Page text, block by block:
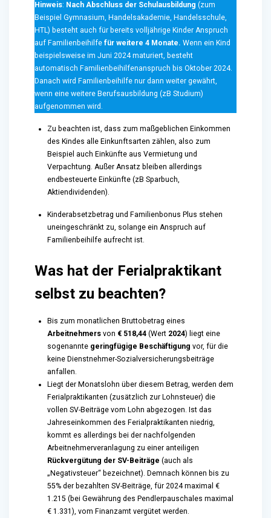
Hinweis: Nach Abschluss der Schulausbildung (zum
Beispiel Gymnasium, Handelsakademie, Handelsschule,
HTL) besteht auch für bereits volljährige Kinder Anspruch
auf Familienbeihilfe für weitere 4 Monate. Wenn ein Kind
beispielsweise im Juni 2024 maturiert, besteht
automatisch Familienbeihilfenanspruch bis Oktober 2024.
Danach wird Familienbeihilfe nur dann weiter gewährt,
wenn eine weitere Berufsausbildung (zB Studium)
aufgenommen wird.
Zu beachten ist, dass zum maßgeblichen Einkommen
des Kindes alle Einkunftsarten zählen, also zum
Beispiel auch Einkünfte aus Vermietung und
Verpachtung. Außer Ansatz bleiben allerdings
endbesteuerte Einkünfte (zB Sparbuch,
Aktiendividenden).
Kinderabsetzbetrag und Familienbonus Plus stehen
uneingeschränkt zu, solange ein Anspruch auf
Familienbeihilfe aufrecht ist.
Was hat der Ferialpraktikant
selbst zu beachten?
Bis zum monatlichen Bruttobetrag eines
Arbeitnehmers von € 518,44 (Wert 2024) liegt eine
sogenannte geringfügige Beschäftigung vor, für die
keine Dienstnehmer-Sozialversicherungsbeiträge
anfallen.
Liegt der Monatslohn über diesem Betrag, werden dem
Ferialpraktikanten (zusätzlich zur Lohnsteuer) die
vollen SV-Beiträge vom Lohn abgezogen. Ist das
Jahreseinkommen des Ferialpraktikanten niedrig,
kommt es allerdings bei der nachfolgenden
Arbeitnehmerveranlagung zu einer anteiligen
Rückvergütung der SV-Beiträge (auch als
„Negativsteuer“ bezeichnet). Demnach können bis zu
55% der bezahlten SV-Beiträge, für 2024 maximal €
1.215 (bei Gewährung des Pendlerpauschales maximal
€ 1.331), vom Finanzamt vergütet werden.